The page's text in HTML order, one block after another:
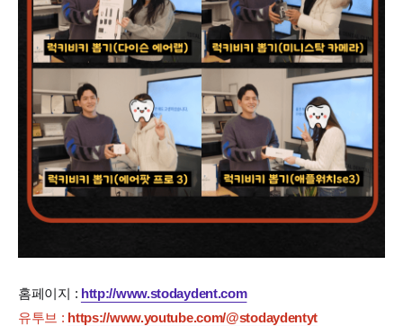
홈페이지 : http://www.stodaydent.com
유투브 : https://www.youtube.com/@stodaydentyt